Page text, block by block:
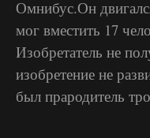
Омнибус.Он
мог вместить 17
Изобретатель не
изобретение не
был прародитель